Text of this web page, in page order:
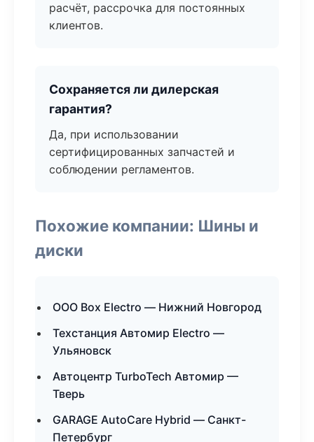
расчёт, рассрочка для постоянных
клиентов.
Сохраняется ли дилерская
гарантия?
Да, при использовании
сертифицированных запчастей и
соблюдении регламентов.
Похожие компании: Шины и
диски
ООО Box Electro — Нижний Новгород
Техстанция Автомир Electro —
Ульяновск
Автоцентр TurboTech Автомир —
Тверь
GARAGE AutoCare Hybrid — Санкт-
Петербург